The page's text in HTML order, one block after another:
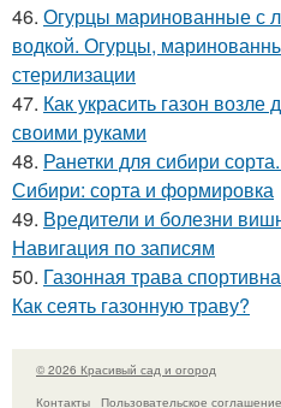
46. Огурцы маринованные с
водкой. Огурцы,
стерилизации
47. Как украсить газон
своими руками
48. Ранетки для сибири
Сибири: сорта и формировка
49. Вредители и болезни
Навигация по записям
50. Газонная трава
Как сеять газонную траву?
© 2026 Красивый сад и огород
Контакты
Пользовательское соглашение